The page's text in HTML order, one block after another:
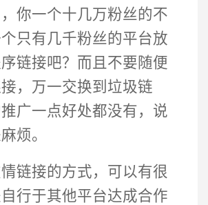
你一个十几万粉丝的不
只有几千粉丝的平台放
链接吧？而且不要随便
，万一交换到垃圾链
广一点好处都没有，说
烦。
链接的方式，可以有很
行于其他平台达成合作